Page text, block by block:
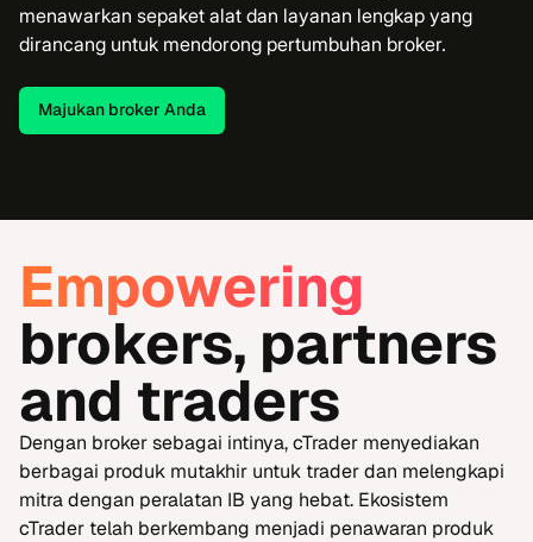
menawarkan sepaket alat dan layanan lengkap yang
dirancang untuk mendorong pertumbuhan broker.
Majukan broker Anda
Empowering
brokers, partners
and traders
Dengan broker sebagai intinya, cTrader menyediakan
berbagai produk mutakhir untuk trader dan melengkapi
mitra dengan peralatan IB yang hebat. Ekosistem
cTrader telah berkembang menjadi penawaran produk